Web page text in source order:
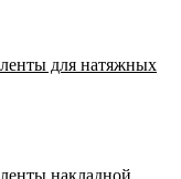
для натяжных
накладной